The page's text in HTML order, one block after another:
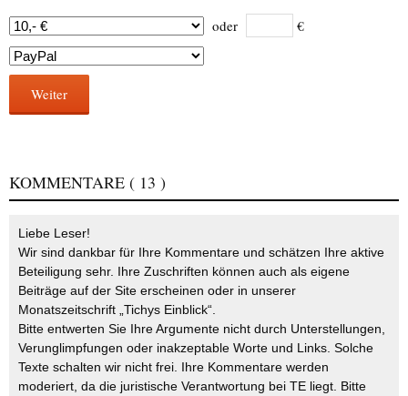
oder €
Weiter
KOMMENTARE ( 13 )
Liebe Leser!
Wir sind dankbar für Ihre Kommentare und schätzen Ihre aktive
Beteiligung sehr. Ihre Zuschriften können auch als eigene
Beiträge auf der Site erscheinen oder in unserer
Monatszeitschrift „Tichys Einblick“.
Bitte entwerten Sie Ihre Argumente nicht durch Unterstellungen,
Verunglimpfungen oder inakzeptable Worte und Links. Solche
Texte schalten wir nicht frei. Ihre Kommentare werden
moderiert, da die juristische Verantwortung bei TE liegt. Bitte